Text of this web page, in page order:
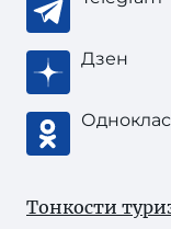
Дзен
Тонкости